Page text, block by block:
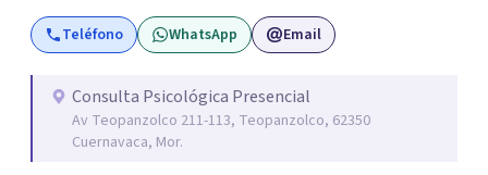
Teléfono WhatsApp Email
Consulta Psicológica Presencial
Av Teopanzolco 211-113, Teopanzolco, 62350
Cuernavaca, Mor.